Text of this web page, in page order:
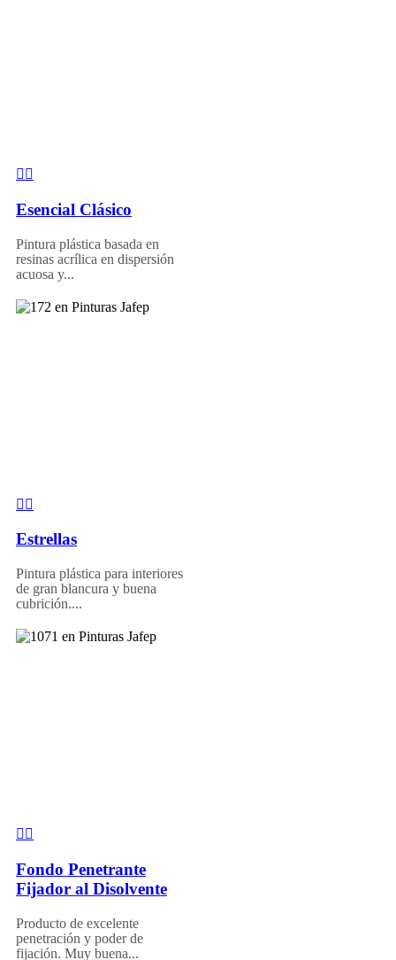
Esencial Clásico
Pintura plástica basada en
resinas acrílica en dispersión
acuosa y...
Estrellas
Pintura plástica para interiores
de gran blancura y buena
cubrición....
Fondo Penetrante
Fijador al Disolvente
Producto de excelente
penetración y poder de
fijación. Muy buena...